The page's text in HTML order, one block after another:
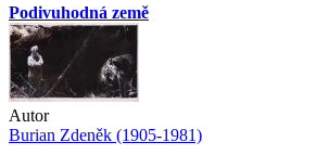
Podivuhodná země
Autor
Burian Zdeněk (1905-1981)